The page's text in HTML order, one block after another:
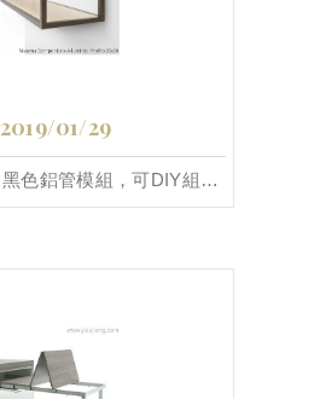
2019/01/29
本日新增SCA 黑色鋁管模組，可DIY組裝工業風層架。